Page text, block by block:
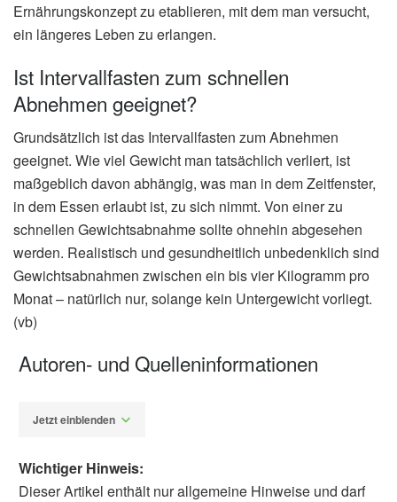
Ernährungskonzept zu etablieren, mit dem man versucht,
ein längeres Leben zu erlangen.
Ist Intervallfasten zum schnellen
Abnehmen geeignet?
Grundsätzlich ist das Intervallfasten zum Abnehmen
geeignet. Wie viel Gewicht man tatsächlich verliert, ist
maßgeblich davon abhängig, was man in dem Zeitfenster,
in dem Essen erlaubt ist, zu sich nimmt. Von einer zu
schnellen Gewichtsabnahme sollte ohnehin abgesehen
werden. Realistisch und gesundheitlich unbedenklich sind
Gewichtsabnahmen zwischen ein bis vier Kilogramm pro
Monat – natürlich nur, solange kein Untergewicht vorliegt.
(vb)
Autoren- und Quelleninformationen
Jetzt einblenden
Wichtiger Hinweis:
Dieser Artikel enthält nur allgemeine Hinweise und darf